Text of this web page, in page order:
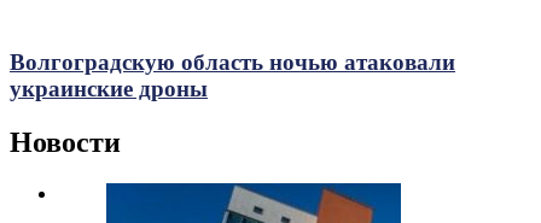
Волгоградскую область ночью атаковали
украинские дроны
Новости